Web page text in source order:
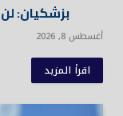
بزشكيان:
أغسطس 8, 2026
اقرأ المزيد